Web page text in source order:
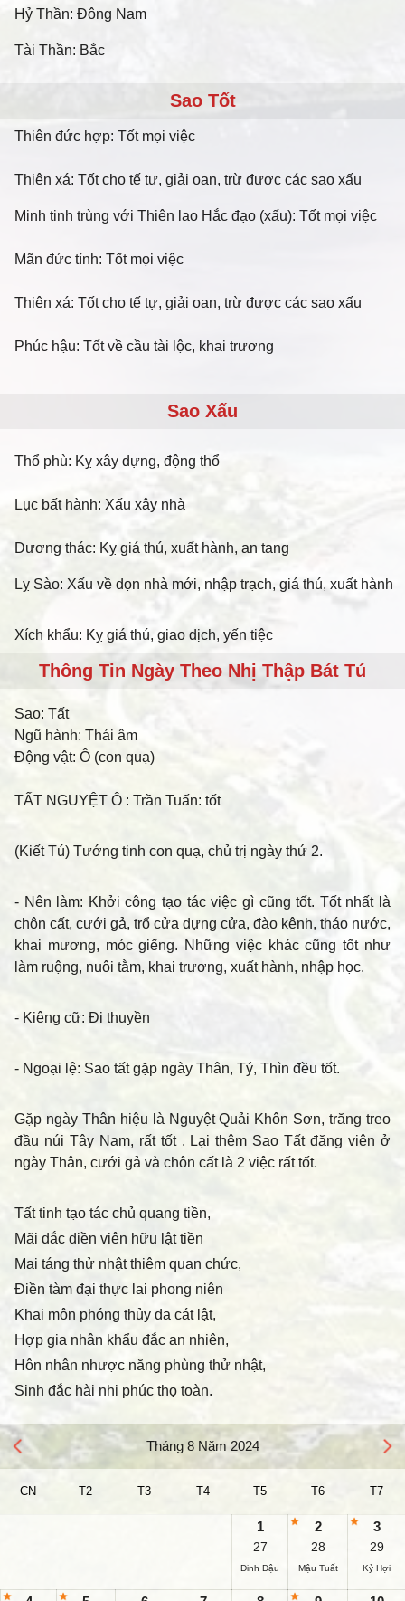
Hỷ Thần: Đông Nam
Tài Thần: Bắc
Sao Tốt
Thiên đức hợp: Tốt mọi việc
Thiên xá: Tốt cho tế tự, giải oan, trừ được các sao xấu
Minh tinh trùng với Thiên lao Hắc đạo (xấu): Tốt mọi việc
Mãn đức tính: Tốt mọi việc
Thiên xá: Tốt cho tế tự, giải oan, trừ được các sao xấu
Phúc hậu: Tốt về cầu tài lộc, khai trương
Sao Xấu
Thổ phù: Kỵ xây dựng, động thổ
Lục bất hành: Xấu xây nhà
Dương thác: Kỵ giá thú, xuất hành, an tang
Lỵ Sào: Xấu về dọn nhà mới, nhập trạch, giá thú, xuất hành
Xích khẩu: Kỵ giá thú, giao dịch, yến tiệc
Thông Tin Ngày Theo Nhị Thập Bát Tú
Sao: Tất
Ngũ hành: Thái âm
Động vật: Ô (con quạ)
TẤT NGUYỆT Ô : Trần Tuấn: tốt
(Kiết Tú) Tướng tinh con quạ, chủ trị ngày thứ 2.
- Nên làm: Khởi công tạo tác việc gì cũng tốt. Tốt nhất là
chôn cất, cưới gả, trổ cửa dựng cửa, đào kênh, tháo nước,
khai mương, móc giếng. Những việc khác cũng tốt như
làm ruộng, nuôi tằm, khai trương, xuất hành, nhập học.
- Kiêng cữ: Đi thuyền
- Ngoại lệ: Sao tất gặp ngày Thân, Tý, Thìn đều tốt.
Gặp ngày Thân hiệu là Nguyệt Quải Khôn Sơn, trăng treo
đầu núi Tây Nam, rất tốt . Lại thêm Sao Tất đăng viên ở
ngày Thân, cưới gả và chôn cất là 2 việc rất tốt.
Tất tinh tạo tác chủ quang tiền,
Mãi dắc điền viên hữu lật tiền
Mai táng thử nhật thiêm quan chức,
Điền tàm đại thực lai phong niên
Khai môn phóng thủy đa cát lật,
Hợp gia nhân khẩu đắc an nhiên,
Hôn nhân nhược năng phùng thử nhật,
Sinh đắc hài nhi phúc thọ toàn.
Tháng 8 Năm 2024
CN T2 T3 T4 T5 T6 T7
1
27
Đinh Dậu
2
28
Mậu Tuất
3
29
Kỷ Hợi